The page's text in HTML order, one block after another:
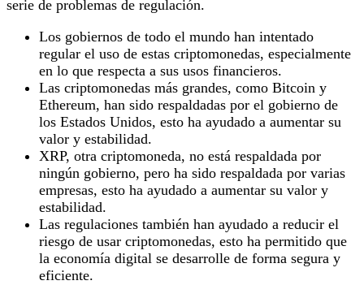
serie de problemas de regulación.
Los gobiernos de todo el mundo han intentado
regular el uso de estas criptomonedas, especialmente
en lo que respecta a sus usos financieros.
Las criptomonedas más grandes, como Bitcoin y
Ethereum, han sido respaldadas por el gobierno de
los Estados Unidos, esto ha ayudado a aumentar su
valor y estabilidad.
XRP, otra criptomoneda, no está respaldada por
ningún gobierno, pero ha sido respaldada por varias
empresas, esto ha ayudado a aumentar su valor y
estabilidad.
Las regulaciones también han ayudado a reducir el
riesgo de usar criptomonedas, esto ha permitido que
la economía digital se desarrolle de forma segura y
eficiente.